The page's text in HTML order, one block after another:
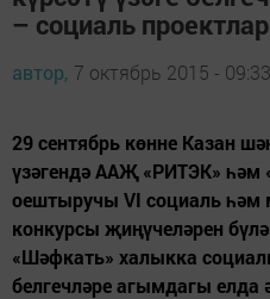
– социаль
автор, 7 октябрь 2015 - 09:33
29 сентябрь көнне Казан
үзәгендә ААҖ «РИТЭК» һәм
оештыручы VI социаль һәм
конкурсы җиңүчеләрен
«Шәфкать» халыкка
белгечләре агымдагы елда